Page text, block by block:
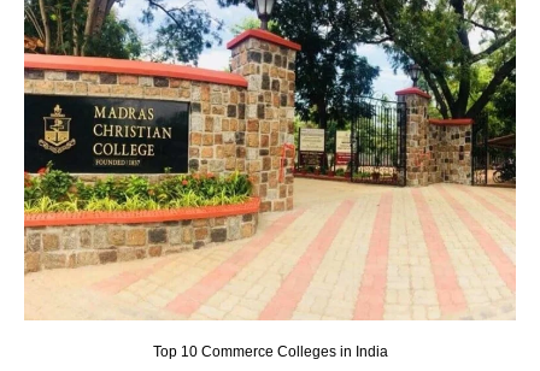
Top 10 Commerce Colleges in India